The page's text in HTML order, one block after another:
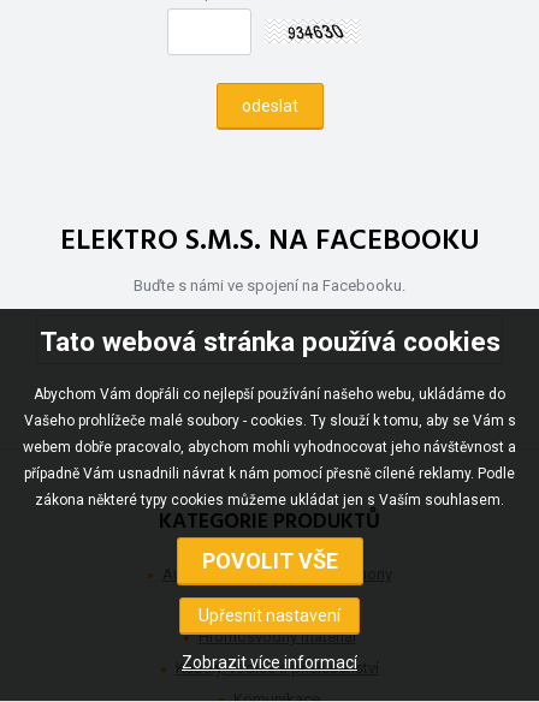
Tato webová stránka používá cookies
Abychom Vám dopřáli co nejlepší používání našeho webu, ukládáme do
Vašeho prohlížeče malé soubory - cookies. Ty slouží k tomu, aby se Vám s
webem dobře pracovalo, abychom mohli vyhodnocovat jeho návštěvnost a
případně Vám usnadnili návrat k nám pomocí přesně cílené reklamy. Podle
zákona některé typy cookies můžeme ukládat jen s Vaším souhlasem.
ELEKTRO S.M.S. NA FACEBOOKU
Buďte s námi ve spojení na Facebooku.
KATEGORIE PRODUKTŮ
Automatizace, detekce a pohony
Fotovoltaické systémy
Hromosvodný materiál
Kabely, vodiče a příslušenství